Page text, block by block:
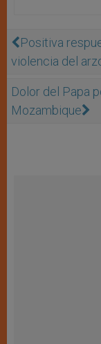
Positiva
violencia del
Dolor del Papa
Mozambique